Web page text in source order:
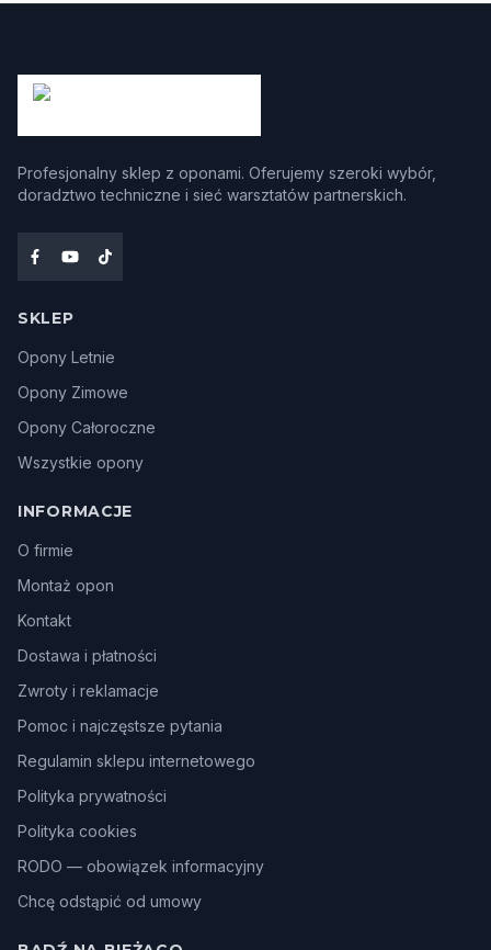
Profesjonalny sklep z oponami. Oferujemy szeroki wybór,
doradztwo techniczne i sieć warsztatów partnerskich.
SKLEP
Opony Letnie
Opony Zimowe
Opony Całoroczne
Wszystkie opony
INFORMACJE
O firmie
Montaż opon
Kontakt
Dostawa i płatności
Zwroty i reklamacje
Pomoc i najczęstsze pytania
Regulamin sklepu internetowego
Polityka prywatności
Polityka cookies
RODO — obowiązek informacyjny
Chcę odstąpić od umowy